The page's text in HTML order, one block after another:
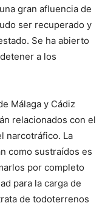
gran afluencia de
ser recuperado y
Se ha abierto
a los
Málaga y Cádiz
relacionados con el
narcotráfico. La
como sustraídos es
por completo
para la carga de
de todoterrenos